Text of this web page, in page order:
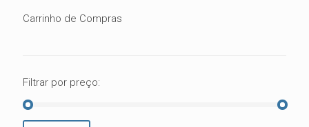
Carrinho de Compras
Filtrar por preço: